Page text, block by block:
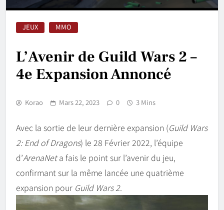
JEUX MMO
L’Avenir de Guild Wars 2 –
4e Expansion Annoncé
Korao Mars 22, 2023 0 3 Mins
Avec la sortie de leur dernière expansion (Guild Wars
2: End of Dragons) le 28 Février 2022, l’équipe
d’ArenaNeta fais le point sur l’avenir du jeu,
confirmant sur la même lancée une quatrième
expansion pour Guild Wars 2.